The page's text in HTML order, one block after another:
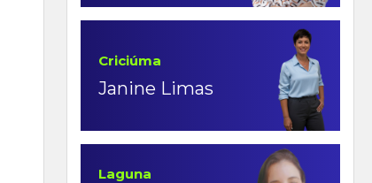
Criciúma
Janine Limas
Laguna